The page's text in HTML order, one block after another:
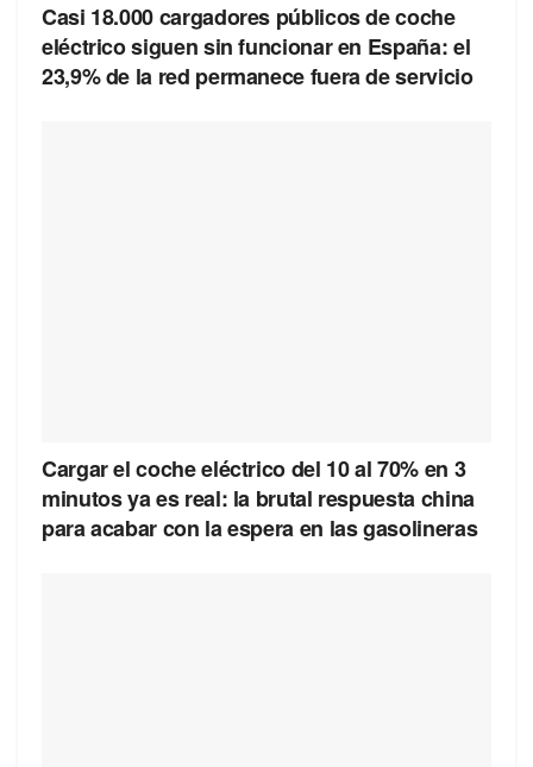
Casi 18.000 cargadores públicos de coche
eléctrico siguen sin funcionar en España: el
23,9% de la red permanece fuera de servicio
Cargar el coche eléctrico del 10 al 70% en 3
minutos ya es real: la brutal respuesta china
para acabar con la espera en las gasolineras